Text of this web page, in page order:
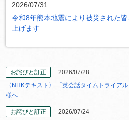
2026/07/31
令和8年熊本地震により被災された
上げます
お詫びと訂正
2026/07/28
〈NHKテキスト〉 「英会話タイムトライア
様へ
お詫びと訂正
2026/07/24